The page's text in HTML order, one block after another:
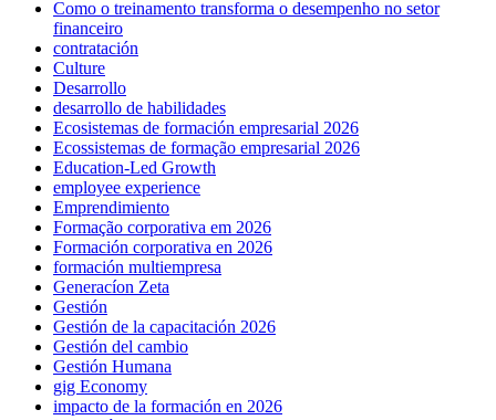
Como o treinamento transforma o desempenho no setor
financeiro
contratación
Culture
Desarrollo
desarrollo de habilidades
Ecosistemas de formación empresarial 2026
Ecossistemas de formação empresarial 2026
Education-Led Growth
employee experience
Emprendimiento
Formação corporativa em 2026
Formación corporativa en 2026
formación multiempresa
Generacíon Zeta
Gestión
Gestión de la capacitación 2026
Gestión del cambio
Gestión Humana
gig Economy
impacto de la formación en 2026